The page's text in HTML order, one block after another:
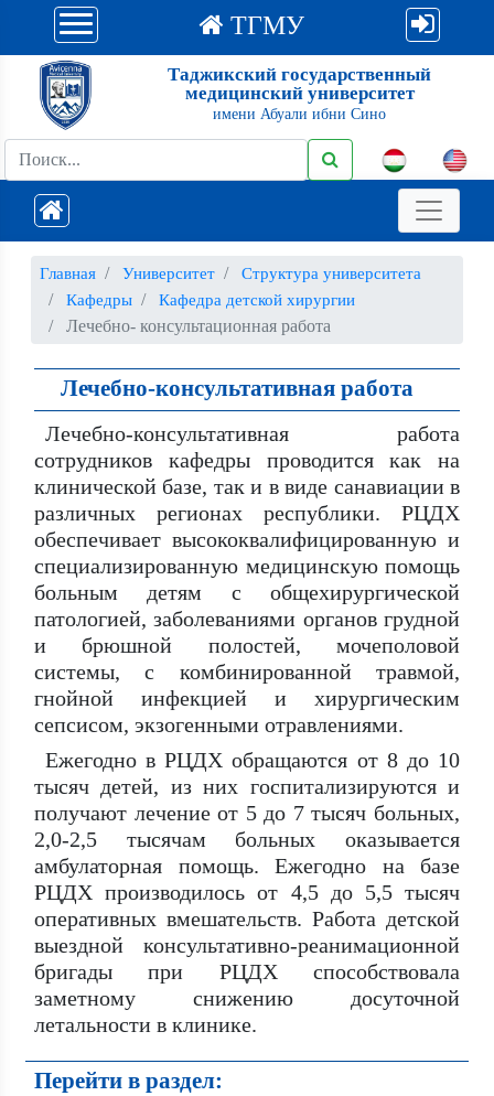
ТГМУ
Таджикский государственный
медицинский университет
имени Абуали ибни Сино
Главная Университет
Структура университета
Кафедры
Кафедра детской хирургии
Лечебно- консультационная работа
Лечебно-консультативная работа
Лечебно-консультативная работа
сотрудников кафедры проводится как на
клинической базе, так и в виде санавиации в
различных регионах республики. РЦДХ
обеспечивает высококвалифицированную и
специализированную медицинскую помощь
больным детям с общехирургической
патологией, заболеваниями органов грудной
и брюшной полостей, мочеполовой
системы, с комбинированной травмой,
гнойной инфекцией и хирургическим
сепсисом, экзогенными отравлениями.
Ежегодно в РЦДХ обращаются от 8 до 10
тысяч детей, из них госпитализируются и
получают лечение от 5 до 7 тысяч больных,
2,0-2,5 тысячам больных оказывается
амбулаторная помощь. Ежегодно на базе
РЦДХ производилось от 4,5 до 5,5 тысяч
оперативных вмешательств. Работа детской
выездной консультативно-реанимационной
бригады при РЦДХ способствовала
заметному снижению досуточной
летальности в клинике.
Перейти в раздел: